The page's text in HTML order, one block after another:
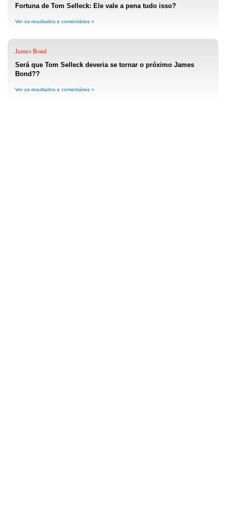
Fortuna de Tom Selleck: Ele vale a pena tudo isso?
Ver os resultados e comentários »
James Bond
Será que Tom Selleck deveria se tornar o próximo James
Bond??
Ver os resultados e comentários »